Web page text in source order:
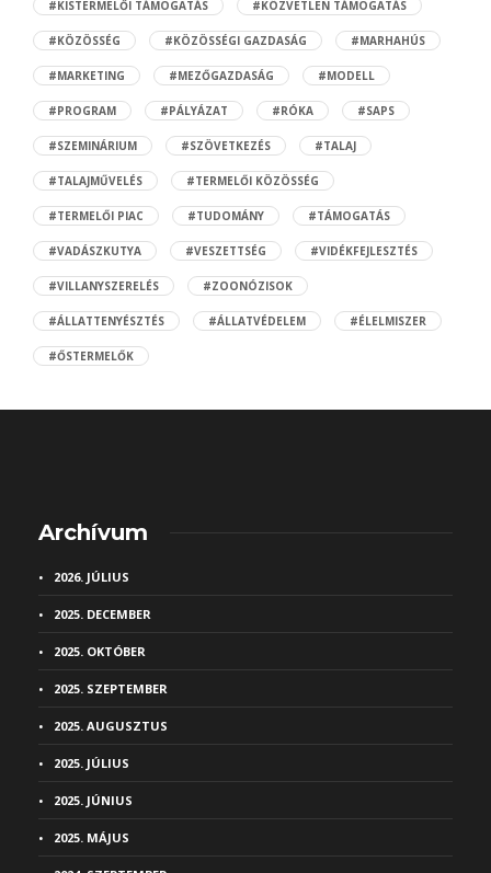
#KISTERMELŐI TÁMOGATÁS #KÖZVETLEN TÁMOGATÁS
#KÖZÖSSÉG #KÖZÖSSÉGI GAZDASÁG #MARHAHÚS
#MARKETING #MEZŐGAZDASÁG #MODELL
#PROGRAM #PÁLYÁZAT #RÓKA #SAPS
#SZEMINÁRIUM #SZÖVETKEZÉS #TALAJ
#TALAJMŰVELÉS #TERMELŐI KÖZÖSSÉG
#TERMELŐI PIAC #TUDOMÁNY #TÁMOGATÁS
#VADÁSZKUTYA #VESZETTSÉG #VIDÉKFEJLESZTÉS
#VILLANYSZERELÉS #ZOONÓZISOK
#ÁLLATTENYÉSZTÉS #ÁLLATVÉDELEM #ÉLELMISZER
#ŐSTERMELŐK
Archívum
2026. JÚLIUS
2025. DECEMBER
2025. OKTÓBER
2025. SZEPTEMBER
2025. AUGUSZTUS
2025. JÚLIUS
2025. JÚNIUS
2025. MÁJUS